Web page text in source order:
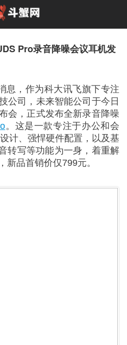
Pro录音降噪会议耳机发
息，作为科大讯飞旗下专注
公司，未来智能公司于今日
会，正式发布全新录音降噪
。这是一款专注于办公和会
计、强悍硬件配置，以及基
转写等功能为一身，着重解
新品首销价仅799元。